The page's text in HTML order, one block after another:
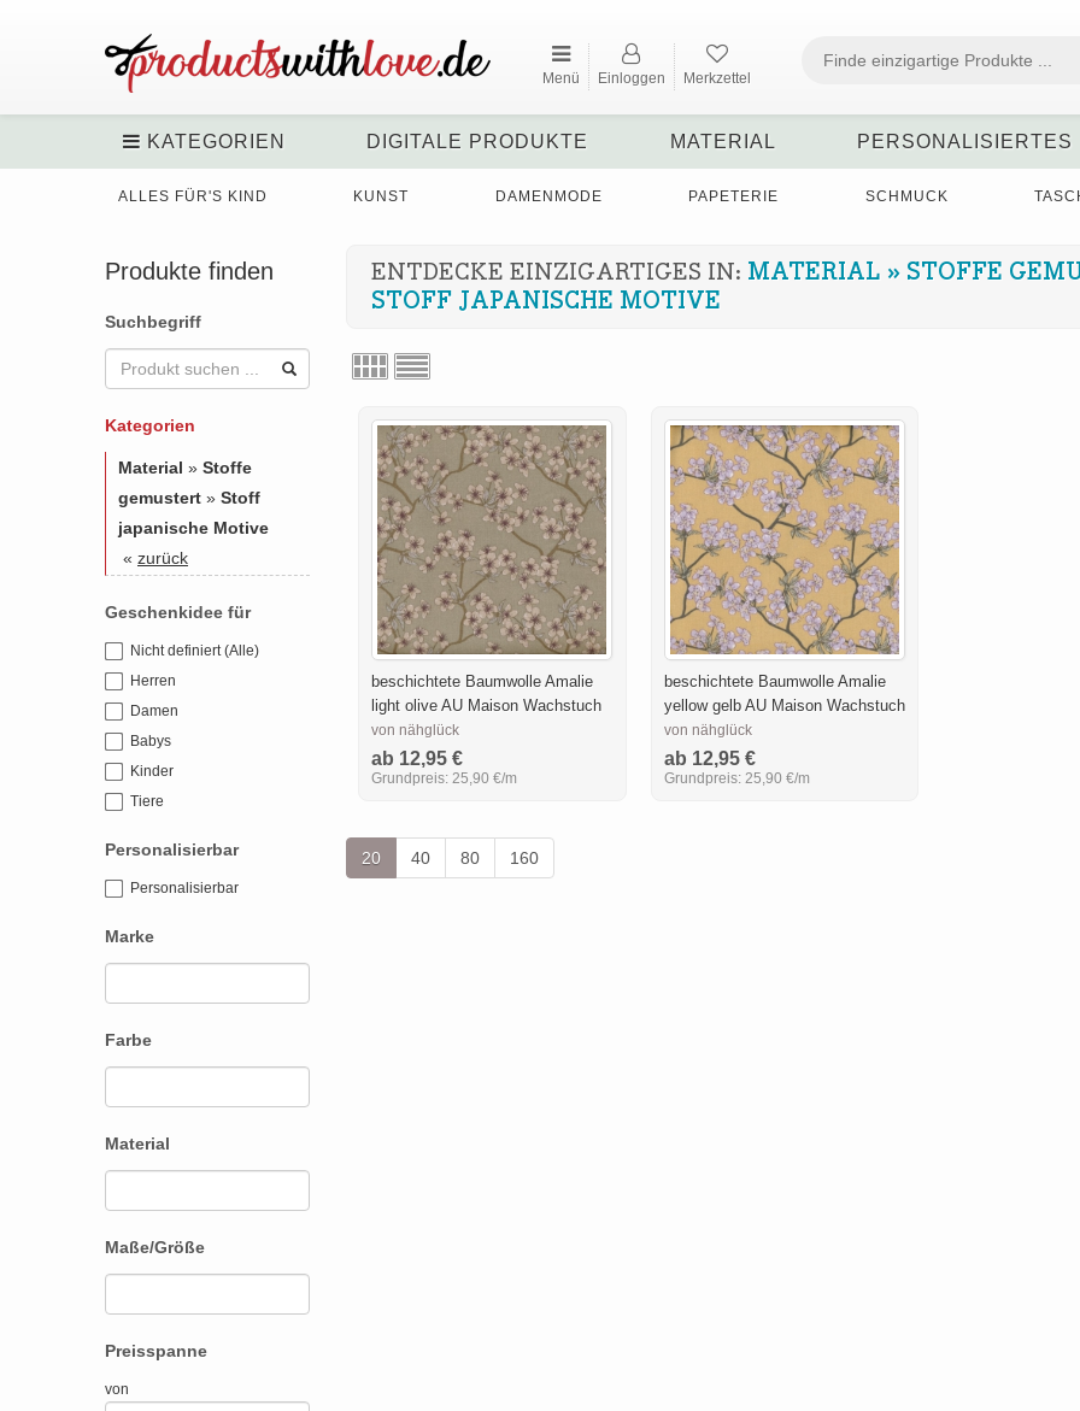
Menü Einloggen Merkzettel
KATEGORIEN DIGITALE PRODUKTE MATERIAL PERSONALISIERTES
ALLES FÜR'S KIND KUNST DAMENMODE PAPETERIE SCHMUCK
Produkte finden
Suchbegriff
Kategorien
Material » Stoffe
gemustert » Stoff
japanische Motive
« zurück
Geschenkidee für
Nicht definiert (Alle)
Herren
Damen
Babys
Kinder
Tiere
Personalisierbar
Personalisierbar
Marke
Farbe
Material
Maße/Größe
Preisspanne
von
ENTDECKE EINZIGARTIGES IN: MATERIAL » STOFFE
STOFF JAPANISCHE MOTIVE
beschichtete Baumwolle Amalie
light olive AU Maison Wachstuch
von nähglück
ab 12,95 €
Grundpreis: 25,90 €/m
beschichtete Baumwolle Amalie
yellow gelb AU Maison Wachstuch
von nähglück
ab 12,95 €
Grundpreis: 25,90 €/m
20 40 80 160